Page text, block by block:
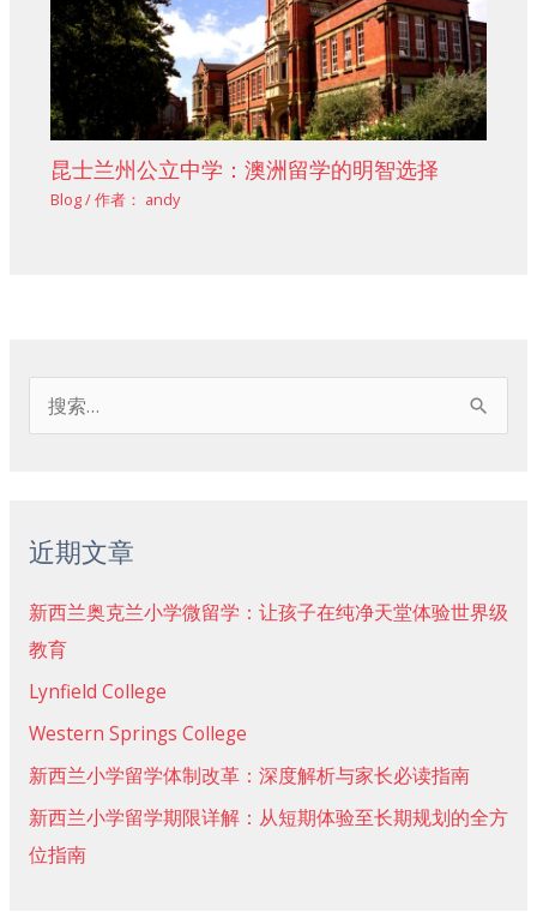
昆士兰州公立中学：澳洲留学的明智选择
Blog/ 作者： andy
近期文章
新西兰奥克兰小学微留学：让孩子在纯净天堂体验世界级
教育
Lynfield College
Western Springs College
新西兰小学留学体制改革：深度解析与家长必读指南
新西兰小学留学期限详解：从短期体验至长期规划的全方
位指南